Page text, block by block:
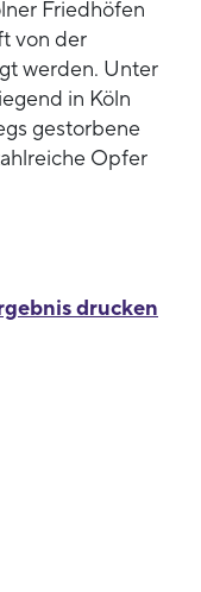
Friedhöfen
von der
werden. Unter
in Köln
gestorbene
Opfer
drucken